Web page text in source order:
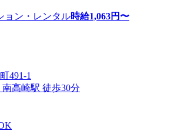
ョン・レンタル時給1,063円〜
491-1
高崎駅 徒歩30分